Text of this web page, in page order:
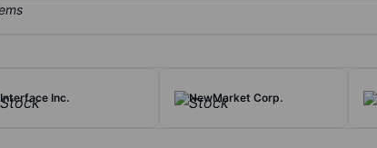
Interface Inc. NewMarket Corp.